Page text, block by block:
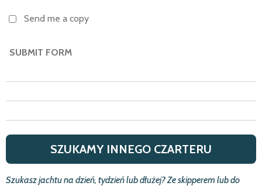
Send me a copy
SUBMIT FORM
SZUKAMY INNEGO CZARTERU
Szukasz jachtu na dzień, tydzieńlub dłużej? Ze skipperem lub do